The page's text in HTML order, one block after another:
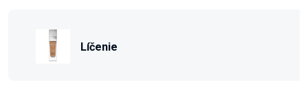
Líčenie